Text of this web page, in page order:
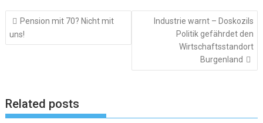
Beitragsnavigation
Pension mit 70? Nicht mit
uns!
Industrie warnt – Doskozils
Politik gefährdet den
Wirtschaftsstandort
Burgenland
Related posts